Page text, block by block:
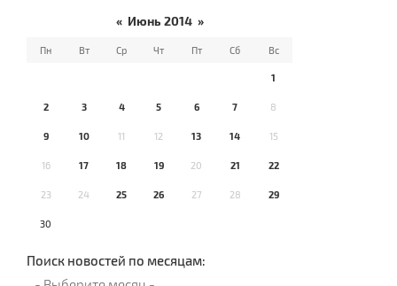
« Июнь 2014 »
Пн Вт Ср Чт Пт Сб Вс
1
2 3 4 5 6 7 8
9 10 11 12 13 14 15
16 17 18 19 20 21 22
23 24 25 26 27 28 29
30
Поиск новостей по месяцам: